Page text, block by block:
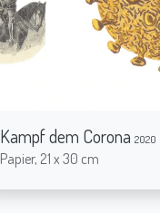
Kampf dem Corona 2020
Papier, 21 x 30 cm